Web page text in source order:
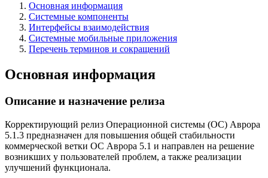
Основная информация
Системные компоненты
Интерфейсы взаимодействия
Системные мобильные приложения
Перечень терминов и сокращений
Основная информация
Описание и назначение релиза
Корректирующий релиз Операционной системы (ОС) Аврора
5.1.3 предназначен для повышения общей стабильности
коммерческой ветки ОС Аврора 5.1 и направлен на решение
возникших у пользователей проблем, а также реализации
улучшений функционала.